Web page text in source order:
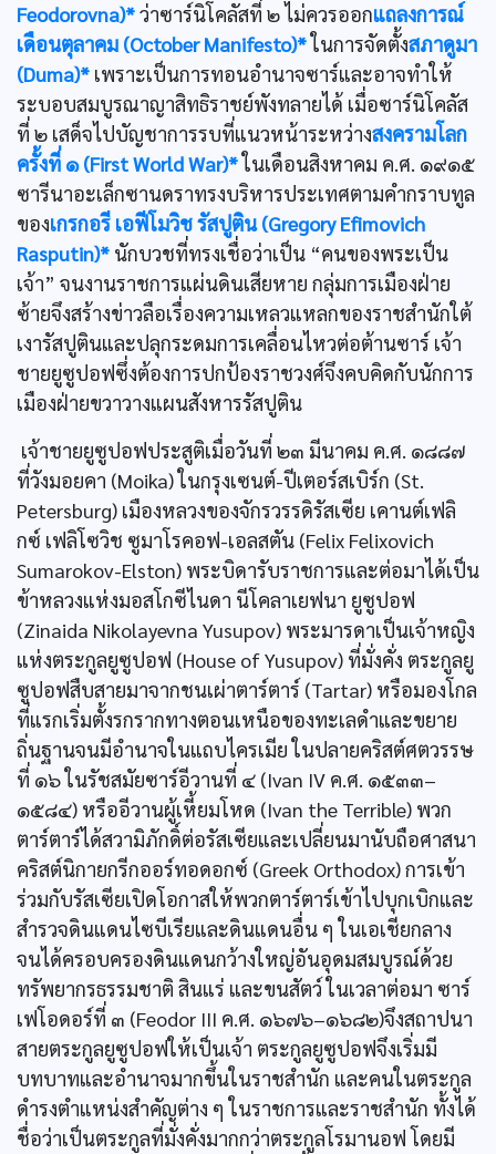
Feodorovna)*ว่าซาร์นิโคลัสที่ ๒ ไม่ควรออกแถลงการณ์
เดือนตุลาคม (October Manifesto)*ในการจัดตั้งสภาดูมา
(Duma)* เพราะเป็นการทอนอำนาจซาร์และอาจทำให้
ระบอบสมบูรณาญาสิทธิราชย์พังทลายได้ เมื่อซาร์นิโคลัส
ที่ ๒ เสด็จไปบัญชาการรบที่แนวหน้าระหว่างสงครามโลก
ครั้งที่ ๑ (First World War)*ในเดือนสิงหาคม ค.ศ. ๑๙๑๕
ซารีนาอะเล็กซานดราทรงบริหารประเทศตามคำกราบทูล
ของเกรกอรี เอฟีโมวิช รัสปูติน (Gregory Efimovich
Rasputin)* นักบวชที่ทรงเชื่อว่าเป็น “คนของพระเป็น
เจ้า” จนงานราชการแผ่นดินเสียหาย กลุ่มการเมืองฝ่าย
ซ้ายจึงสร้างข่าวลือเรื่องความเหลวแหลกของราชสำนักใต้
เงารัสปูตินและปลุกระดมการเคลื่อนไหวต่อต้านซาร์ เจ้า
ชายยูซูปอฟซึ่งต้องการปกป้องราชวงศ์จึงคบคิดกับนักการ
เมืองฝ่ายขวาวางแผนสังหารรัสปูติน
เจ้าชายยูซูปอฟประสูติเมื่อวันที่ ๒๓ มีนาคม ค.ศ. ๑๘๘๗
ที่วังมอยคา (Moika) ในกรุงเซนต์-ปีเตอร์สเบิร์ก (St.
Petersburg) เมืองหลวงของจักรวรรดิรัสเซีย เคานต์เฟลิ
กซ์ เฟลิโซวิช ซูมาโรคอฟ-เอลสตัน (Felix Felixovich
Sumarokov-Elston) พระบิดารับราชการและต่อมาได้เป็น
ข้าหลวงแห่งมอสโกซีไนดา นีโคลาเยฟนา ยูซูปอฟ
(Zinaida Nikolayevna Yusupov) พระมารดาเป็นเจ้าหญิง
แห่งตระกูลยูซูปอฟ (House of Yusupov) ที่มั่งคั่ง ตระกูลยู
ซูปอฟสืบสายมาจากชนเผ่าตาร์ตาร์ (Tartar) หรือมองโกล
ที่แรกเริ่มตั้งรกรากทางตอนเหนือของทะเลดำและขยาย
ถิ่นฐานจนมีอำนาจในแถบไครเมีย ในปลายคริสต์ศตวรรษ
ที่ ๑๖ ในรัชสมัยซาร์อีวานที่ ๔ (Ivan IV ค.ศ. ๑๕๓๓–
๑๕๘๔) หรืออีวานผู้เหี้ยมโหด (Ivan the Terrible) พวก
ตาร์ตาร์ได้สวามิภักดิ์ต่อรัสเซียและเปลี่ยนมานับถือศาสนา
คริสต์นิกายกรีกออร์ทอดอกซ์ (Greek Orthodox) การเข้า
ร่วมกับรัสเซียเปิดโอกาสให้พวกตาร์ตาร์เข้าไปบุกเบิกและ
สำรวจดินแดนไซบีเรียและดินแดนอื่น ๆ ในเอเชียกลาง
จนได้ครอบครองดินแดนกว้างใหญ่อันอุดมสมบูรณ์ด้วย
ทรัพยากรธรรมชาติ สินแร่ และขนสัตว์ ในเวลาต่อมา ซาร์
เฟโอดอร์ที่ ๓ (Feodor III ค.ศ. ๑๖๗๖–๑๖๘๒)จึงสถาปนา
สายตระกูลยูซูปอฟให้เป็นเจ้า ตระกูลยูซูปอฟจึงเริ่มมี
บทบาทและอำนาจมากขึ้นในราชสำนัก และคนในตระกูล
ดำรงตำแหน่งสำคัญต่าง ๆ ในราชการและราชสำนัก ทั้งได้
ชื่อว่าเป็นตระกูลที่มั่งคั่งมากกว่าตระกูลโรมานอฟ โดยมี